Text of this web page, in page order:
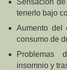
tenerlo bajo
Aumento del
consumo de
Problemas
insomnio y